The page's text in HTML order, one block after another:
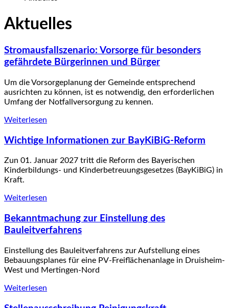
Aktuelles
Stromausfallszenario: Vorsorge für besonders
gefährdete Bürgerinnen und Bürger
Um die Vorsorgeplanung der Gemeinde entsprechend
ausrichten zu können, ist es notwendig, den erforderlichen
Umfang der Notfallversorgung zu kennen.
Weiterlesen
Wichtige Informationen zur BayKiBiG-Reform
Zun 01. Januar 2027 tritt die Reform des Bayerischen
Kinderbildungs- und Kinderbetreuungsgesetzes (BayKiBiG) in
Kraft.
Weiterlesen
Bekanntmachung zur Einstellung des
Bauleitverfahrens
Einstellung des Bauleitverfahrens zur Aufstellung eines
Bebauungsplanes für eine PV-Freiflächenanlage in Druisheim-
West und Mertingen-Nord
Weiterlesen